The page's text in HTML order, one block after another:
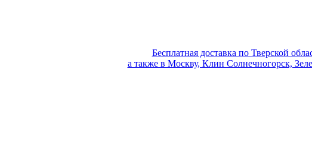
Бесплатная доставка по Тверской
а также в Москву, Клин Солнечногорск,